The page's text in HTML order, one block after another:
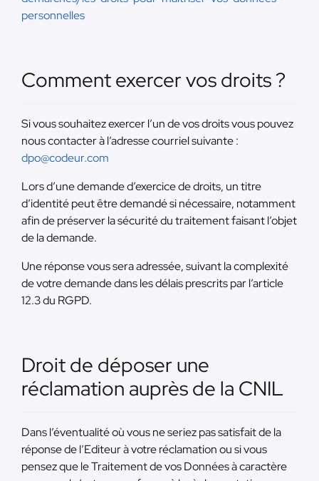
personnelles
Comment exercer vos droits ?
Si vous souhaitez exercer l’un de vos droits vous pouvez
nous contacter à l’adresse courriel suivante :
dpo@codeur.com
Lors d’une demande d’exercice de droits, un titre
d’identité peut être demandé si nécessaire, notamment
afin de préserver la sécurité du traitement faisant l’objet
de la demande.
Une réponse vous sera adressée, suivant la complexité
de votre demande dans les délais prescrits par l’article
12.3 du RGPD.
Droit de déposer une
réclamation auprès de la CNIL
Dans l’éventualité où vous ne seriez pas satisfait de la
réponse de l’Editeur à votre réclamation ou si vous
pensez que le Traitement de vos Données à caractère